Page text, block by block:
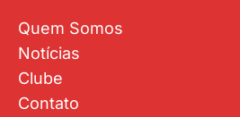
Quem Somos
Notícias
Clube
Contato